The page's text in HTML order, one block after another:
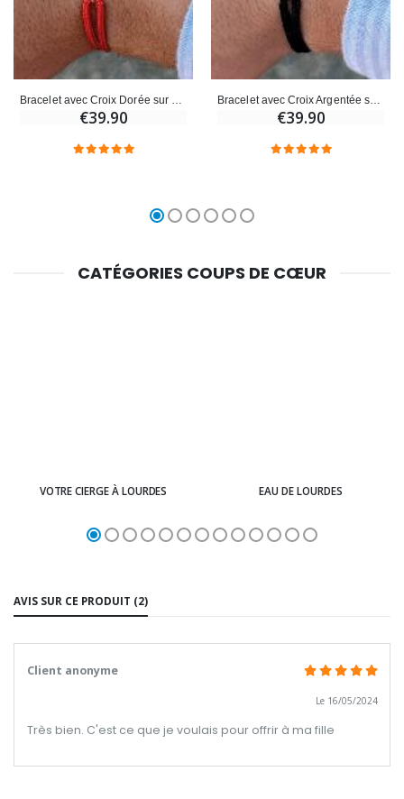
€39.90
Bracelet avec Croix Argentée sur Cordon Noir - Taille Homme
€39.90
CATÉGORIES COUPS DE CŒUR
VOTRE CIERGE À LOURDES EAU DE LOURDES
AVIS SUR CE PRODUIT (2)
Client anonyme
Le 16/05/2024
Très bien. C'est ce que je voulais pour offrir à ma fille